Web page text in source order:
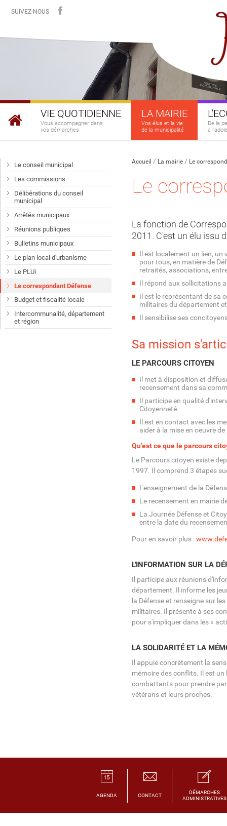
SUIVEZ-NOUS
VIE QUOTIDIENNE
Vous accompagner dans
vos démarches
LA MAIRIE
Vos élus et la vie
de la municipalité
De la
à
Accueil La mairie Le
Le
La fonction de
2011. C'est un élu issu
Il est localement un lien,
pour tous, en matière de
retraités, associations,
Il répond aux sollicitations
Il est le représentant de sa
militaires du département
Il sensibilise ses
Sa mission
LE PARCOURS CITOYEN
Il met à disposition et
recensement dans sa
Il participe en qualité
Citoyenneté.
Il est en contact avec les
aider à la mise en oeuvre
Qu'est ce que le parcours
Le Parcours citoyen existe
1997. Il comprend 3 étapes
L'enseignement de la
Le recensement en mairie
La Journée Défense et
entre la date du
Pour en savoir plus :
L'INFORMATION SUR LA
Il participe aux réunions
département. Il informe les
la Défense et renseigne sur
militaires. Il présente à ses
pour s'impliquer dans les «
LA SOLIDARITÉ ET LA
Il appuie concrètement la
mémoire des conflits. Il est
combattants pour prendre
vétérans et leurs proches.
Le conseil municipal
Les commissions
Délibérations du conseil
municipal
Arrêtés municipaux
Réunions publiques
Bulletins municipaux
Le plan local d'urbanisme
Le PLUi
Le correspondant Défense
Budget et fiscalité locale
Intercommunalité, département
et région
AGENDA CONTACT
DÉMARCHES
ADMINISTRATIVES